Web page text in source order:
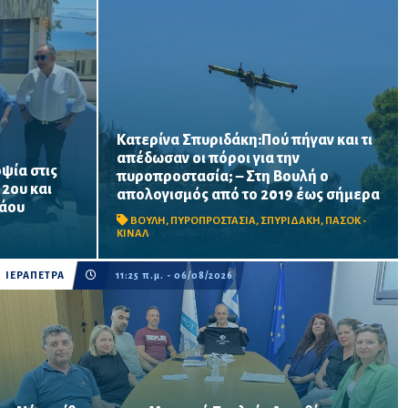
στις
και
να
σχολική
Κατερίνα Σπυριδάκη:Πού πήγαν και τι
απέδωσαν οι πόροι για την
πυροπροστασία; – Στη Βουλή ο
απολογισμός από το 2019 έως σήμερα
ΒΟΥΛΗ, ΠΥΡΟΠΡΟΣΤΑΣΙΑ, ΣΠΥΡΙΔΑΚΗ, ΠΑΣΟΚ -
ΚΙΝΑΛ
Το ΠΑΣΟΚ ζητά πλήρη απολογισμό των
χρηματοδοτήσεων από το 2019, στοιχεία
για τα προγράμματα «ΑΙΓΙΣ» και AntiNero,
καθώς και απαντήσεις για προσωπικό,
ΙΕΡΑΠΕΤΡΑ 11:25 π.μ. - 06/08/2026